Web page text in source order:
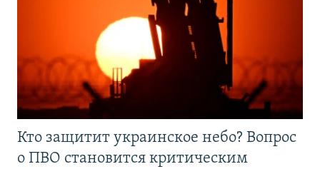
Кто защитит украинское небо? Вопрос
о ПВО становится критическим